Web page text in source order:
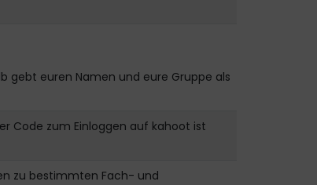
gebt euren Namen und eure Gruppe als
Code zum Einloggen auf kahoot ist
zu bestimmten Fach- und